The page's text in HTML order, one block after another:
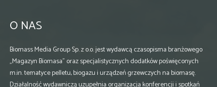
O NAS
Biomass Media Group Sp. z o.o. jest wydawcą czasopisma branżowego
„Magazyn Biomasa” oraz specjalistycznych dodatków poświęconych
m.in. tematyce pelletu, biogazu i urządzeń grzewczych na biomasę.
Działalność wydawniczą uzupełnia organizacja konferencji i spotkań